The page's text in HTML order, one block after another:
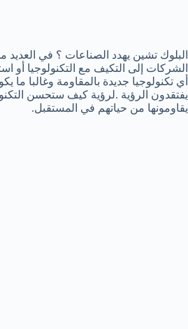
البلوك تشين يهدد الصناعات ؟ في العديد
الشركات إلى التكيف مع التكنولوجيا أو
أي تكنولوجيا جديدة بالمقاومة وغالبا ما
يفتقدون الرؤية .لرؤية كيف ستحسن
يقاومونها من حياتهم في المستقبل.